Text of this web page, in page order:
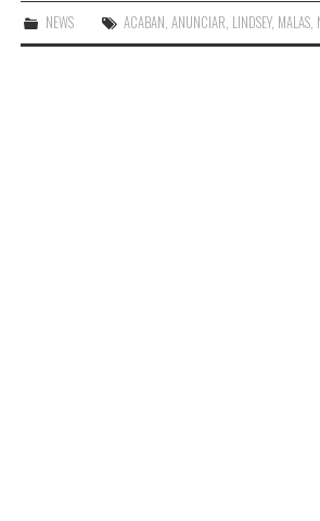
NEWS ACABAN,ANUNCIAR, LINDSEY, MALAS,